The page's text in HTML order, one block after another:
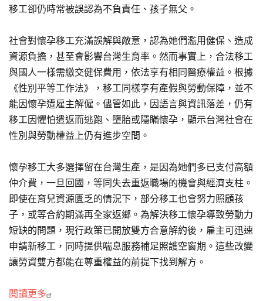
移工卻仍時常被誤認為不負責任、孩子無父。
社會對懷孕移工充滿誤解與敵意，認為她們濫用健保、造成
資源負擔，甚至會影響台灣生育率。然而事實上，合法移工
與國人一樣需繳交健保費用，依法享有相同醫療權益。根據
《性別平等工作法》，移工同樣享有產假與勞動保障，並不
能因懷孕遭雇主解僱。儘管如此，因語言與資訊落差，仍有
移工因懼怕遣返而逃跑、墮胎或隱瞞懷孕，顯示台灣社會在
性別與勞動權益上仍有進步空間。
懷孕移工大多選擇留在台灣生產，是因為她們多已支付高額
仲介費，一旦回國，等同失去重返職場的機會與經濟支柱。
即使在育兒資源匱乏的情況下，部分移工也會努力照顧孩
子，或等合約期滿再全家返鄉。為解決移工懷孕導致勞動力
短缺的問題，現行政策已開放雙方合意解約後，雇主可迅速
申請新移工，同時提供喘息服務補足照護空窗期。這些改變
讓勞資雙方都能在尊重權益的前提下找到解方。
閱讀更多